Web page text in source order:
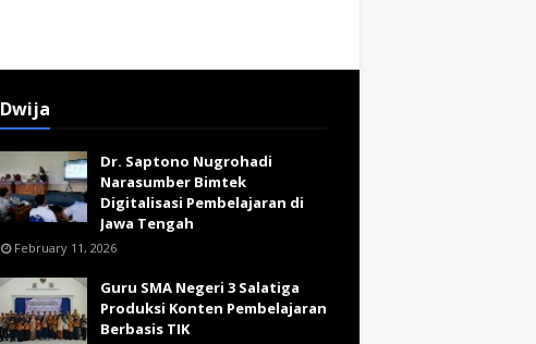
Dwija
Dr. Saptono Nugrohadi
Narasumber Bimtek
Digitalisasi Pembelajaran di
Jawa Tengah
February 11, 2026
Guru SMA Negeri 3 Salatiga
Produksi Konten Pembelajaran
Berbasis TIK